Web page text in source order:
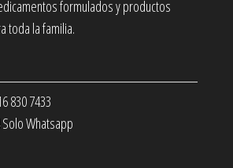
formulados y productos
toda la familia.
830 7433
Whatsapp